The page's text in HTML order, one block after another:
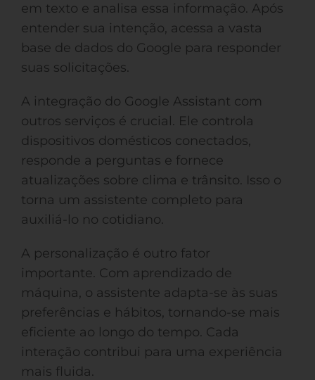
em texto e analisa essa informação. Após
entender sua intenção, acessa a vasta
base de dados do Google para responder
suas solicitações.
A integração do Google Assistant com
outros serviços é crucial. Ele controla
dispositivos domésticos conectados,
responde a perguntas e fornece
atualizações sobre clima e trânsito. Isso o
torna um assistente completo para
auxiliá-lo no cotidiano.
A personalização é outro fator
importante. Com aprendizado de
máquina, o assistente adapta-se às suas
preferências e hábitos, tornando-se mais
eficiente ao longo do tempo. Cada
interação contribui para uma experiência
mais fluida.